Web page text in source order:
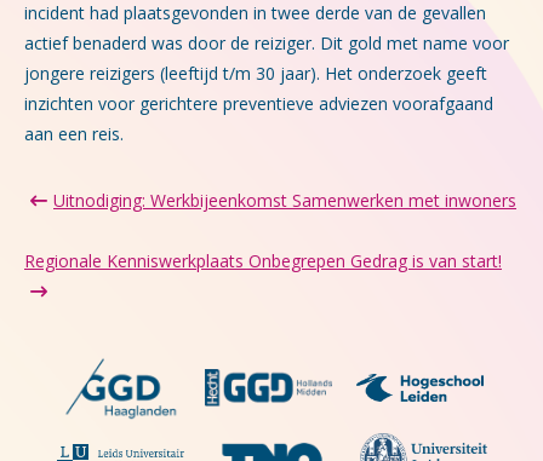
incident had plaatsgevonden in twee derde van de gevallen
actief benaderd was door de reiziger. Dit gold met name voor
jongere reizigers (leeftijd t/m 30 jaar). Het onderzoek geeft
inzichten voor gerichtere preventieve adviezen voorafgaand
aan een reis.
Uitnodiging: Werkbijeenkomst Samenwerken met inwoners
Regionale Kenniswerkplaats Onbegrepen Gedrag is van start!